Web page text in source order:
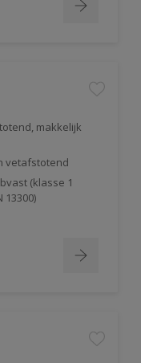
makkelijk
vetafstotend
(klasse 1
13300)